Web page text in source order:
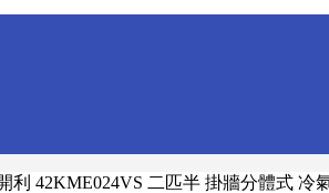
利 42KME024VS 二匹半 掛牆分體式 冷